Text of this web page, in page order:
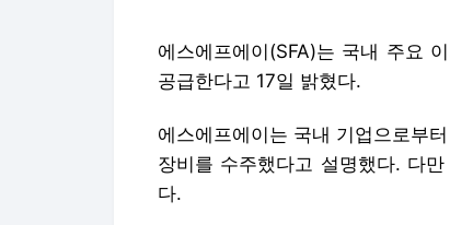
에스에프에이(SFA)는 국내 주요
공급한다고 17일 밝혔다.
에스에프에이는 국내 기업으로부
장비를 수주했다고 설명했다. 다
다.